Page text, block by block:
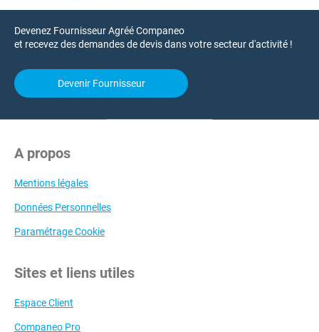
Devenez Fournisseur Agréé Companeo
et recevez des demandes de devis dans votre secteur d'activité !
Devenir Fournisseur
A propos
Mentions légales
Données Personnelles
Paramétrage Cookie
Sites et liens utiles
Espace Client
Companeo Pro